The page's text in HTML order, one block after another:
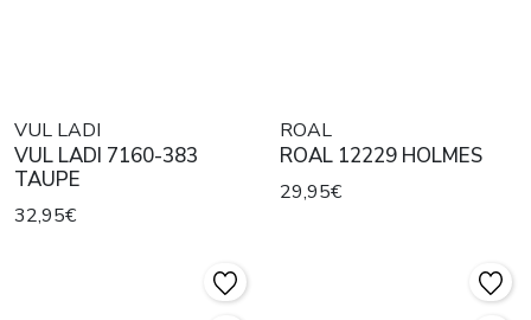
VUL LADI
VUL LADI 7160-383
TAUPE
32,95€
ROAL
ROAL 12229 HOLMES
29,95€